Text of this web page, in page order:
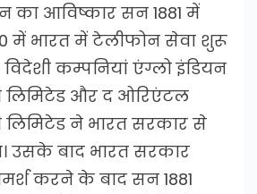
का आविष्कार सन 1881 में
में भारत में टेलीफोन सेवा शुरू
कम्पनियां एंग्लो इंडियन
और द ओरिएंटल
ने भारत सरकार से
उसके बाद भारत सरकार
करने के बाद सन 1881